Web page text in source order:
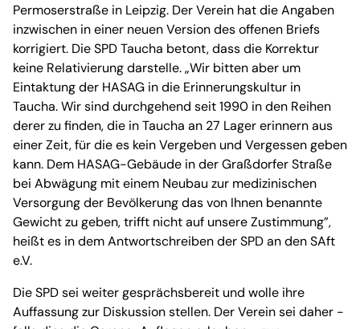
Permoserstraße in Leipzig. Der Verein hat die Angaben
inzwischen in einer neuen Version des offenen Briefs
korrigiert. Die SPD Taucha betont, dass die Korrektur
keine Relativierung darstelle. „Wir bitten aber um
Eintaktung der HASAG in die Erinnerungskultur in
Taucha. Wir sind durchgehend seit 1990 in den Reihen
derer zu finden, die in Taucha an 27 Lager erinnern aus
einer Zeit, für die es kein Vergeben und Vergessen geben
kann. Dem HASAG-Gebäude in der Graßdorfer Straße
bei Abwägung mit einem Neubau zur medizinischen
Versorgung der Bevölkerung das von Ihnen benannte
Gewicht zu geben, trifft nicht auf unsere Zustimmung”,
heißt es in dem Antwortschreiben der SPD an den SAft
e.V.
Die SPD sei weiter gesprächsbereit und wolle ihre
Auffassung zur Diskussion stellen. Der Verein sei daher -